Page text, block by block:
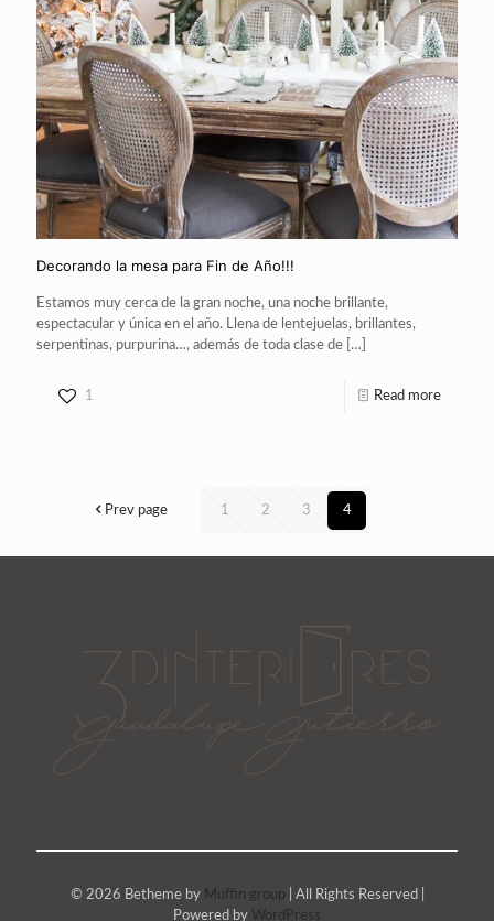
Decorando la mesa para Fin de Año!!!
Estamos muy cerca de la gran noche, una noche brillante,
espectacular y única en el año. Llena de lentejuelas, brillantes,
serpentinas, purpurina…, además de toda clase de […]
1 Read more
Prev page 1 2 3 4
© 2026 Betheme by Muffin group | All Rights Reserved |
Powered by WordPress